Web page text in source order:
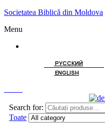
Societatea Biblică din Moldova
Menu
РУССКИЙ
ENGLISH
Search for:
Toate